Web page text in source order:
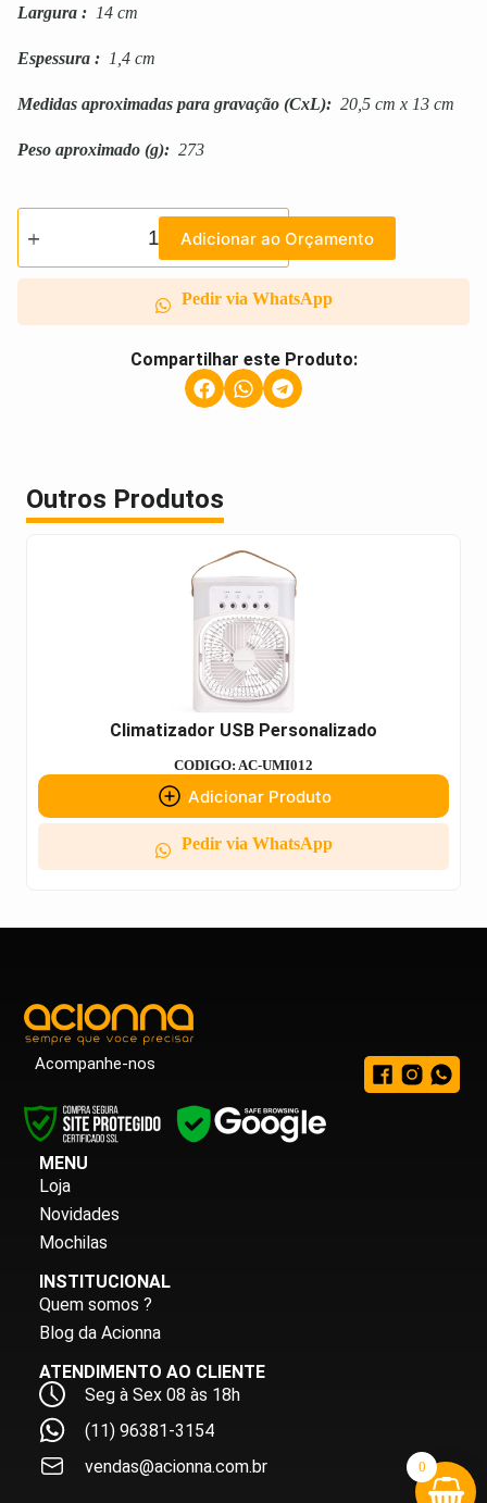
Largura : 14 cm
Espessura : 1,4 cm
Medidas aproximadas para gravação (CxL): 20,5 cm x 13 cm
Peso aproximado (g): 273
Adicionar ao Orçamento
Pedir via WhatsApp
Compartilhar este Produto:
Outros Produtos
Climatizador USB Personalizado
CODIGO: AC-UMI012
Adicionar Produto
Pedir via WhatsApp
Acompanhe-nos
MENU
Loja
Novidades
Mochilas
INSTITUCIONAL
Quem somos ?
Blog da Acionna
ATENDIMENTO AO CLIENTE
Seg à Sex 08 às 18h
(11) 96381-3154
vendas@acionna.com.br
0